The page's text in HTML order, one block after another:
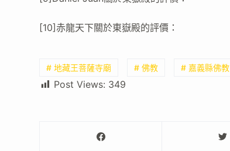
[10]赤龍天下關於東嶽殿的評價：
# 地藏王菩薩寺廟 # 佛教 # 嘉義縣佛教
Post Views: 349